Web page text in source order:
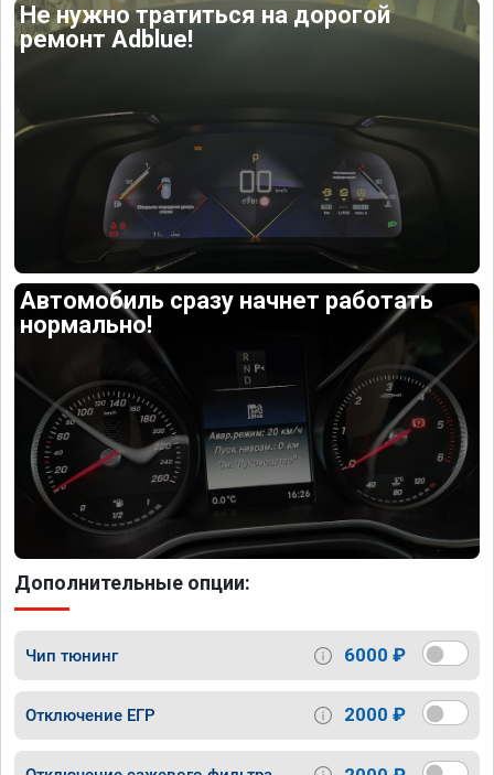
Не нужно тратиться на дорогой
ремонт Adblue!
Автомобиль сразу начнет работать
нормально!
Дополнительные опции:
Чип тюнинг 6000 ₽
Отключение ЕГР 2000 ₽